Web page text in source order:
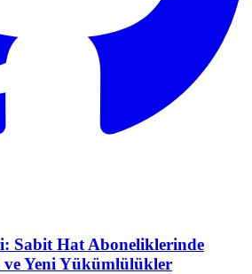
Sabit Hat Aboneliklerinde
Yeni Yükümlülükler